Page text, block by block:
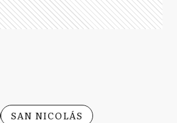
SAN NICOLÁS